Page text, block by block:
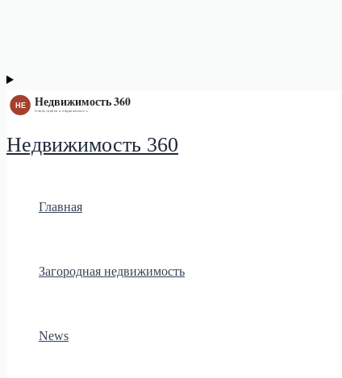
Недвижимость 360
Главная
Загородная недвижимость
News